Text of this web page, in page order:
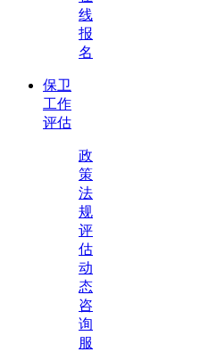
线
报
名
保卫
工作
评估
政
策
法
规
评
估
动
态
咨
询
服